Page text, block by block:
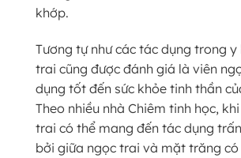
khớp.
Tương tự như các tác dụng trong y
trai cũng được đánh giá là viên
dụng tốt đến sức khỏe tinh thần
Theo nhiều nhà Chiêm tinh học,
trai có thể mang đến tác dụng
bởi giữa ngọc trai và mặt trăng có